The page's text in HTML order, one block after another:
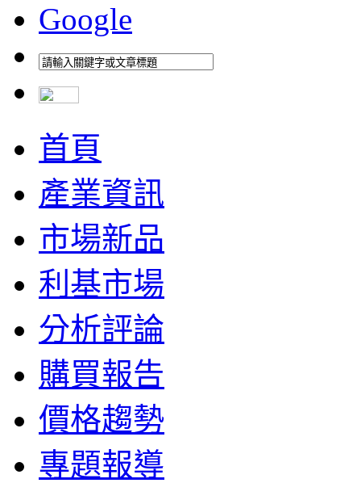
Google
首頁
產業資訊
市場新品
利基市場
分析評論
購買報告
價格趨勢
專題報導